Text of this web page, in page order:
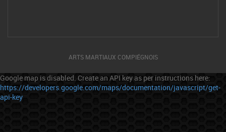
ARTS MARTIAUX COMPIÉGNOIS
Google map is disabled. Create an API key as per instructions here:
https://developers.google.com/maps/documentation/javascript/get-
api-key